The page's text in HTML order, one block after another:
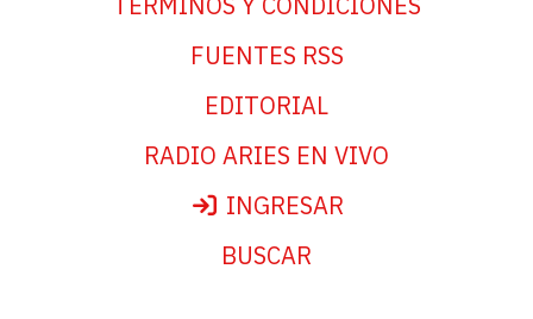
FUENTES RSS
EDITORIAL
RADIO ARIES EN VIVO
INGRESAR
BUSCAR